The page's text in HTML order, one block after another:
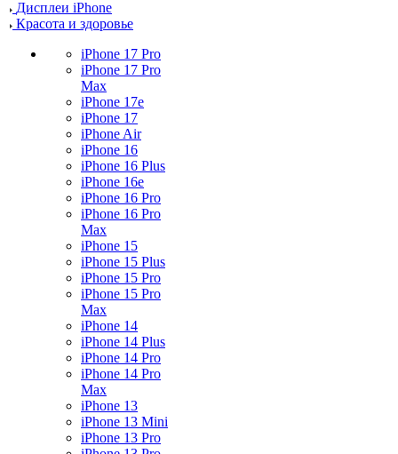
Дисплеи iPhone
Красота и здоровье
iPhone 17 Pro
iPhone 17 Pro
Max
iPhone 17e
iPhone 17
iPhone Air
iPhone 16
iPhone 16 Plus
iPhone 16e
iPhone 16 Pro
iPhone 16 Pro
Max
iPhone 15
iPhone 15 Plus
iPhone 15 Pro
iPhone 15 Pro
Max
iPhone 14
iPhone 14 Plus
iPhone 14 Pro
iPhone 14 Pro
Max
iPhone 13
iPhone 13 Mini
iPhone 13 Pro